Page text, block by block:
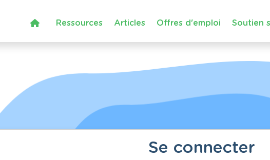
Ressources Articles Offres d'emploi Soutien
Se connecter